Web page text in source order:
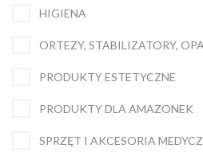
HIGIENA
ORTEZY, STABILIZATORY,
PRODUKTY ESTETYCZNE
PRODUKTY DLA AMAZONEK
SPRZĘT I AKCESORIA